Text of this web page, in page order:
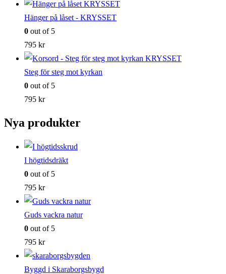
Hänger på låset - KRYSSET
0 out of 5
795 kr
Steg för steg mot kyrkan
0 out of 5
795 kr
Nya produkter
I högtidsdräkt
0 out of 5
795 kr
Guds vackra natur
0 out of 5
795 kr
Byggd i Skaraborgsbygd